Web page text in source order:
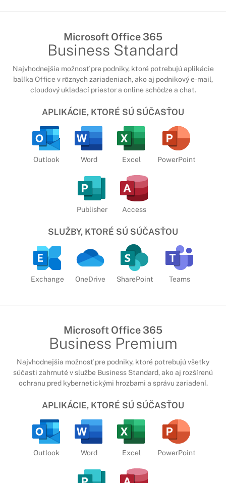
Microsoft Office 365
Business Standard
Najvhodnejšia možnosť pre podniky, ktoré potrebujú aplikácie
balíka Office v rôznych zariadeniach, ako aj podnikový e-mail,
cloudový ukladací priestor a online schôdze a chat.
APLIKÁCIE, KTORÉ SÚ SÚČASŤOU
Outlook Word Excel PowerPoint
Publisher Access
SLUŽBY, KTORÉ SÚ SÚČASŤOU
Exchange OneDrive SharePoint Teams
Microsoft Office 365
Business Premium
Najvhodnejšia možnosť pre podniky, ktoré potrebujú všetky
súčasti zahrnuté v službe Business Standard, ako aj rozšírenú
ochranu pred kybernetickými hrozbami a správu zariadení.
APLIKÁCIE, KTORÉ SÚ SÚČASŤOU
Outlook Word Excel PowerPoint